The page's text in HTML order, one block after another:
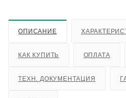
ОПИСАНИЕ
КАК КУПИТЬ ОПЛАТА
ТЕХН. ДОКУМЕНТАЦИЯ